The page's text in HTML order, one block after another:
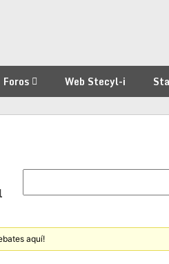
Foros Web Stecyl-i
aquí!